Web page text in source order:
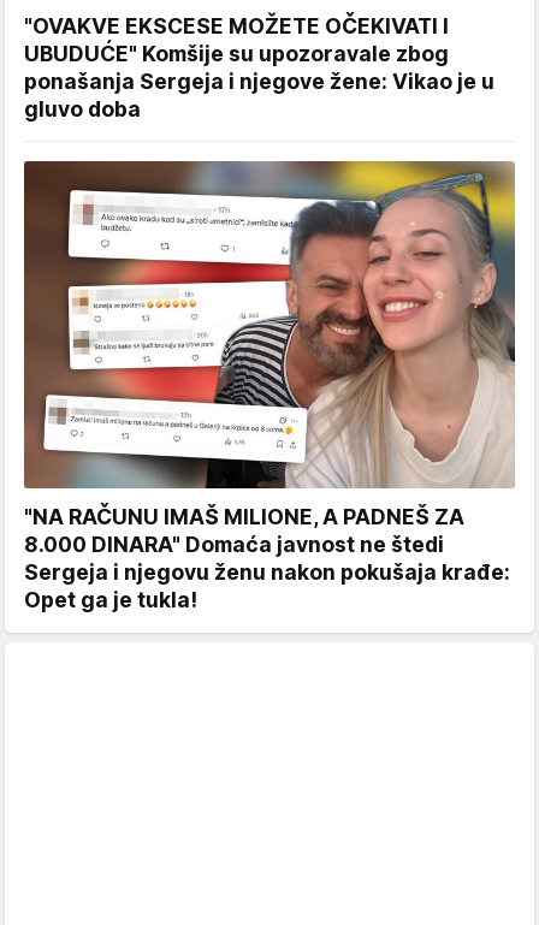
"OVAKVE EKSCESE MOŽETE OČEKIVATI I
UBUDUĆE" Komšije su upozoravale zbog
ponašanja Sergeja i njegove žene: Vikao je u
gluvo doba
"NA RAČUNU IMAŠ MILIONE, A PADNEŠ ZA
8.000 DINARA" Domaća javnost ne štedi
Sergeja i njegovu ženu nakon pokušaja krađe:
Opet ga je tukla!